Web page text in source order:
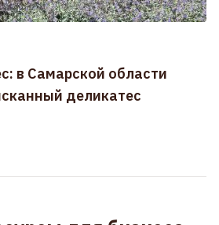
в Самарской области
деликатес